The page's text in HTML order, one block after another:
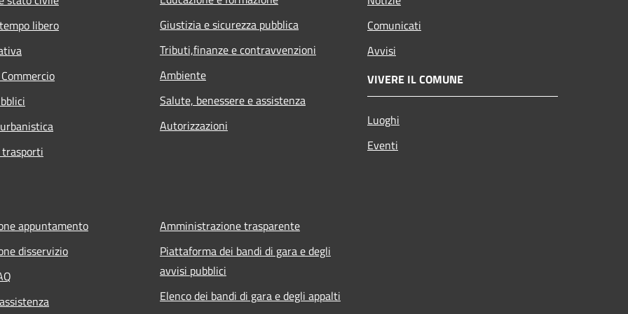
libero
Giustizia e sicurezza pubblica
Tributi,finanze e contravvenzioni
Ambiente
Salute, benessere e assistenza
Autorizzazioni
Comunicati
Avvisi
VIVERE IL COMUNE
Luoghi
Eventi
appuntamento
disservizio
Amministrazione trasparente
Piattaforma dei bandi di gara e degli
avvisi pubblici
Elenco dei bandi di gara e degli appalti